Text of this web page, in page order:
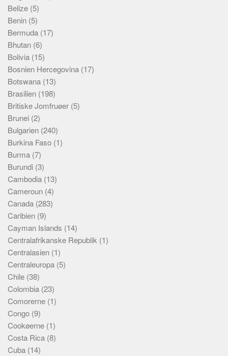
Belize (5)
Benin (5)
Bermuda (17)
Bhutan (6)
Bolivia (15)
Bosnien Hercegovina (17)
Botswana (13)
Brasilien (198)
Britiske Jomfruøer (5)
Brunei (2)
Bulgarien (240)
Burkina Faso (1)
Burma (7)
Burundi (3)
Cambodia (13)
Cameroun (4)
Canada (283)
Caribien (9)
Cayman Islands (14)
Centralafrikanske Republik (1)
Centralasien (1)
Centraleuropa (5)
Chile (38)
Colombia (23)
Comorerne (1)
Congo (9)
Cookøerne (1)
Costa Rica (8)
Cuba (14)